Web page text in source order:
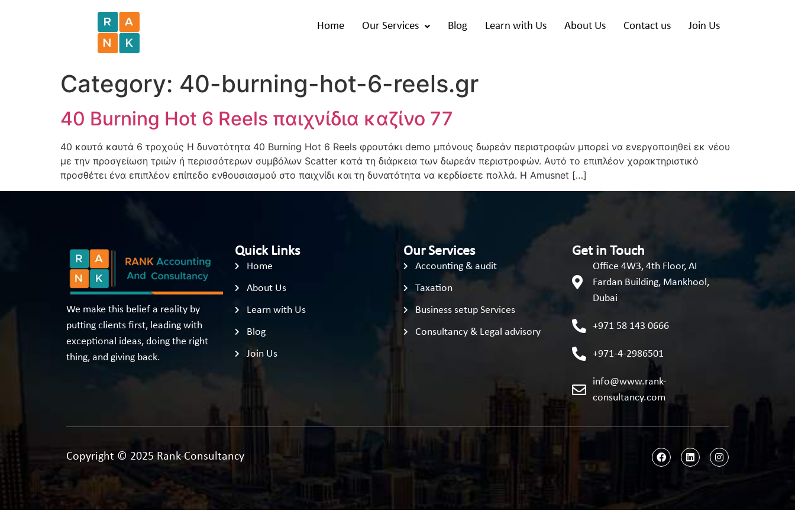
Home Our Services Blog Learn with Us About Us Contact us Join Us
Category: 40-burning-hot-6-reels.gr
40 Burning Hot 6 Reels παιχνίδια καζίνο 77
40 καυτά καυτά 6 τροχούς Η δυνατότητα 40 Burning Hot 6 Reels φρουτάκι demo μπόνους δωρεάν περιστροφών μπορεί να ενεργοποιηθεί εκ νέου
με την προσγείωση τριών ή περισσότερων συμβόλων Scatter κατά τη διάρκεια των δωρεάν περιστροφών. Αυτό το επιπλέον χαρακτηριστικό
προσθέτει ένα επιπλέον επίπεδο ενθουσιασμού στο παιχνίδι και τη δυνατότητα να κερδίσετε πολλά. Η Amusnet […]
We make this belief a reality by
putting clients first, leading with
exceptional ideas, doing the right
thing, and giving back.
Quick Links
Home
About Us
Learn with Us
Blog
Join Us
Our Services
Accounting & audit
Taxation
Business setup Services
Consultancy & Legal advisory
Get in Touch
Office 4W3, 4th Floor, AI
Fardan Building, Mankhool,
Dubai
+971 58 143 0666
+971-4-2986501
info@www.rank-
consultancy.com
Copyright © 2025 Rank-Consultancy